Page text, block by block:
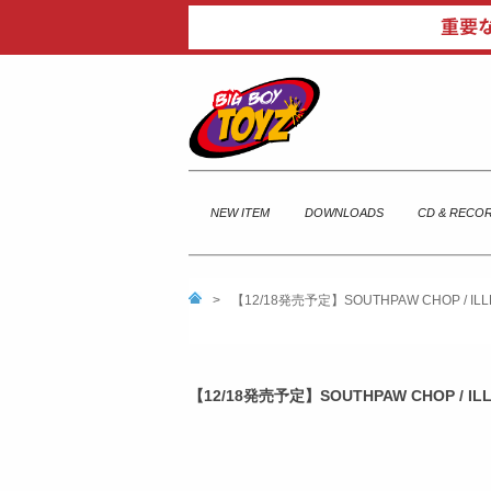
NEW ITEM DOWNLOADS CD &
> 【12/18発売予定】SOUTHPAW CHOP /
【12/18発売予定】SOUTHPAW CHOP /